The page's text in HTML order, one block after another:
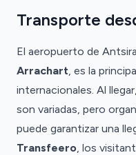
Transporte
El aeropuerto de
Arrachart, es la
internacionales. Al
son variadas, pero
puede garantizar una
Transfeero, los